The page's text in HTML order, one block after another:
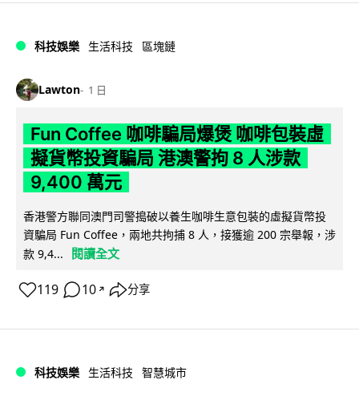
科技娛樂 生活科技 區塊鏈
Lawton 1 日
Fun Coffee 咖啡騙局爆煲 咖啡包裝虛
擬貨幣投資騙局 港澳警拘 8 人涉款
9,400 萬元
香港警方聯同澳門司警搗破以養生咖啡生意包裝的虛擬貨幣投
資騙局 Fun Coffee，兩地共拘捕 8 人，接獲逾 200 宗舉報，涉
款 9,4...
閱讀全文
119 10 ↗ 分享
科技娛樂 生活科技 智慧城市